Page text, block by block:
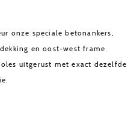
onze speciale betonankers,
en oost-west frame
uitgerust met exact dezelfde